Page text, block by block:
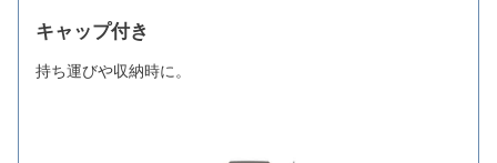
キャップ付き
持ち運びや収納時に。